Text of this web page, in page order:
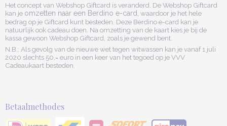
Het concept van Webshop Giftcard is veranderd. De Webshop Giftcard
kan je omzetten naar een Berdino e-card, waardoor je het hele
bedrag op je Giftcard kunt besteden. Deze Berdino e-card kan je
natuurlijk ook cadeau doen. Na omzetting van de kaart kies je bij de
kassa gewoon Webshop Giftcard, zoals je gewend bent.
N.B.: Als gevolg van de nieuwe wet tegen witwassen kan je vanaf 1 juli
2020 slechts 50,= euro in een keer van het tegoed op je VVV
Cadeaukaart besteden.
Betaalmethodes